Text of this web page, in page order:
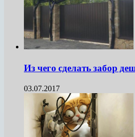
Из чего сделать забор
03.07.2017